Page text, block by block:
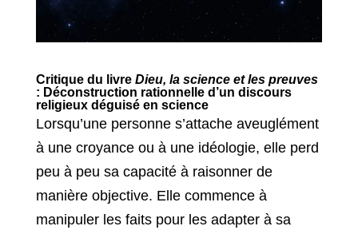
Critique du livre Dieu, la science et les preuves
: Déconstruction rationnelled’un discours
religieux déguisé en science
Lorsqu’une personne s’attache aveuglément
à une croyance ou à une idéologie, elle perd
peu à peu sa capacité à raisonner de
manière objective. Elle commence à
manipuler les faits pour les adapter à sa